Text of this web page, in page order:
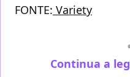
FONTE: Variety
Continua a